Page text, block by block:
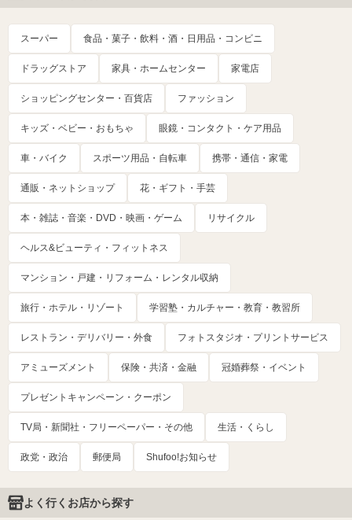
スーパー 食品・菓子・飲料・酒・日用品・コンビニ
ドラッグストア 家具・ホームセンター 家電店
ショッピングセンター・百貨店 ファッション
キッズ・ベビー・おもちゃ 眼鏡・コンタクト・ケア用品
車・バイク スポーツ用品・自転車 携帯・通信・家電
通販・ネットショップ 花・ギフト・手芸
本・雑誌・音楽・DVD・映画・ゲーム リサイクル
ヘルス&ビューティ・フィットネス
マンション・戸建・リフォーム・レンタル収納
旅行・ホテル・リゾート 学習塾・カルチャー・教育・教習所
レストラン・デリバリー・外食 フォトスタジオ・プリントサービス
アミューズメント 保険・共済・金融 冠婚葬祭・イベント
プレゼントキャンペーン・クーポン
TV局・新聞社・フリーペーパー・その他 生活・くらし
政党・政治 郵便局 Shufoo!お知らせ
よく行くお店から探す